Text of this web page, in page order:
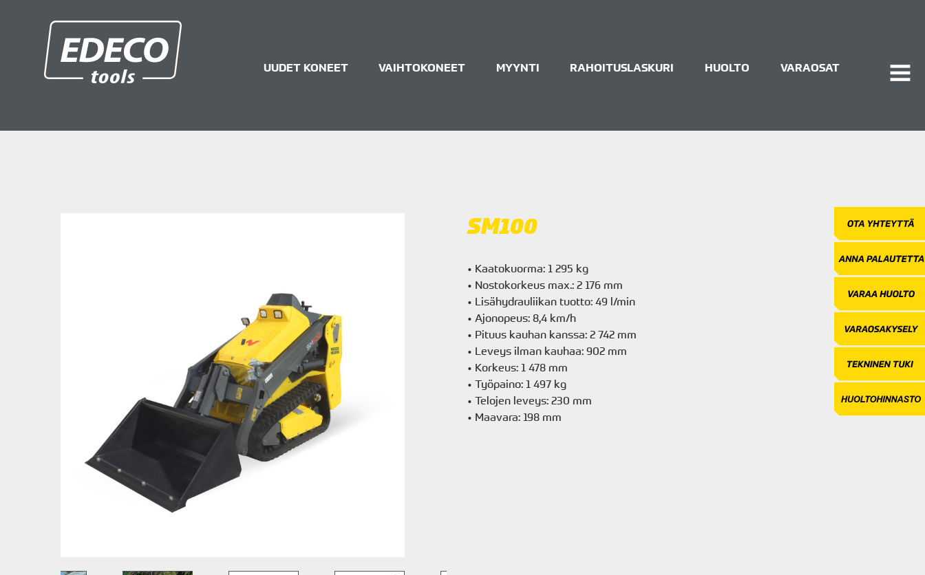
Edeco.fi
UUDET KONEET VAIHTOKONEET MYYNTI RAHOITUSLASKURI HUOLTO VARAOSAT
SM100
• Kaatokuorma: 1 295 kg
• Nostokorkeus max.: 2 176 mm
• Lisähydrauliikan tuotto: 49 l/min
• Ajonopeus: 8,4 km/h
• Pituus kauhan kanssa: 2 742 mm
• Leveys ilman kauhaa: 902 mm
• Korkeus: 1 478 mm
• Työpaino: 1 497 kg
• Telojen leveys: 230 mm
• Maavara: 198 mm